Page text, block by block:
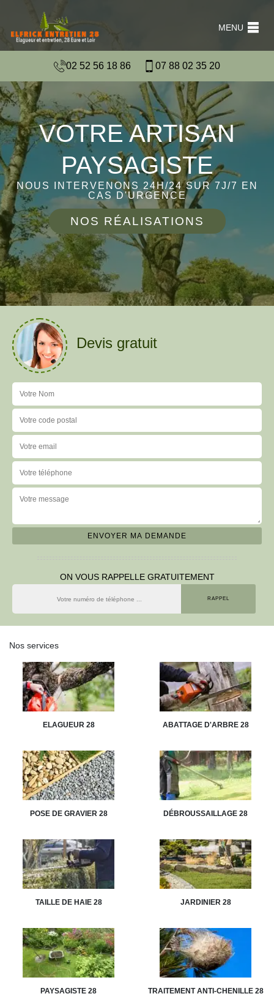
MENU
02 52 56 18 86 07 88 02 35 20
VOTRE ARTISAN
PAYSAGISTE
NOUS INTERVENONS 24H/24 SUR 7J/7 EN
CAS D'URGENCE
NOS RÉALISATIONS
Devis gratuit
ON VOUS RAPPELLE GRATUITEMENT
Nos services
ELAGUEUR 28 ABATTAGE D'ARBRE 28
POSE DE GRAVIER 28 DÉBROUSSAILLAGE 28
TAILLE DE HAIE 28 JARDINIER 28
PAYSAGISTE 28 TRAITEMENT ANTI-CHENILLE 28